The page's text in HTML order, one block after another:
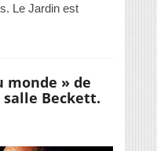
Le Jardin est
monde » de
salle Beckett.